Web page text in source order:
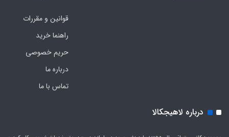
قوانین و مقررات
راهنما خرید
حریم خصوصی
درباره ما
تماس با ما
درباره لاهیجکالا